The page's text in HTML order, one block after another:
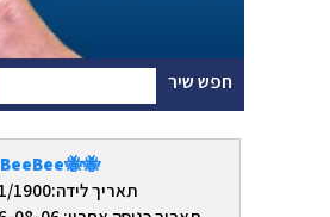
חפש שיר
🐝🐝BeeBee
תאריך לידה:01/01/1900